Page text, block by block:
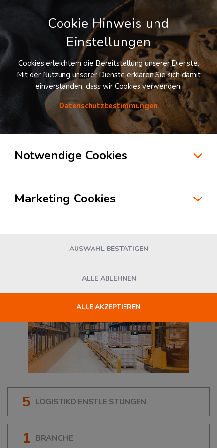
Möchten Sie diesen Suchauftrag
speichern und automatisch über neue
Standorte informiert werden?
der Branche Pharma & Healthcare in
5 LOGISTIKDIENSTLEISTUNGEN
1 BRANCHE
Cookie Hinweis und
Einstellungen
Cookies erleichtern die Bereitstellung unserer Dienste.
Mit der Nutzung unserer Dienste erklären Sie sich damit
einverstanden, dass wir Cookies verwenden.
Datenschutzbestimmungen
Notwendige Cookies
Marketing Cookies
AUSWAHL BESTÄTIGEN
ALLE ABLEHNEN
ALLE AKZEPTIEREN